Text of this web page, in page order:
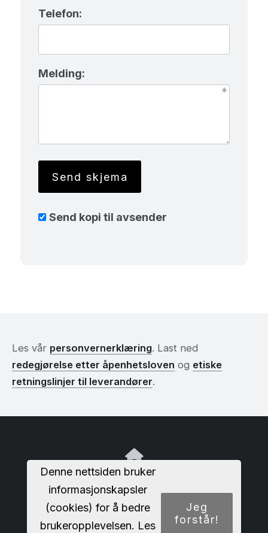
Telefon:
Melding:
Send kopi til avsender
Les vår personvernerklæring. Last ned
redegjørelse etter åpenhetsloven og etiske
retningslinjer til leverandører.
EE Bygg og Montasje AS
Skolmar 21
3232 Sandefjord
Denne nettsiden bruker
informasjonskapsler
(cookies) for å bedre
brukeropplevelsen. Les
Jeg
forstår!